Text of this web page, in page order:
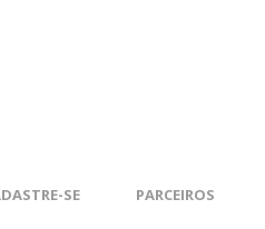
SE PARCEIROS